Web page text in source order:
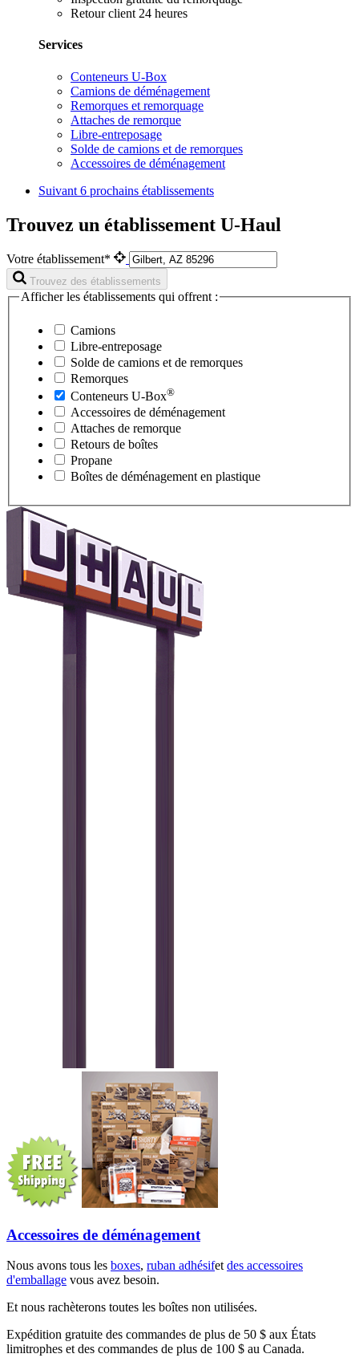
Retour client 24 heures
Services
Conteneurs U-Box
Camions de déménagement
Remorques et remorquage
Attaches de remorque
Libre-entreposage
Solde de camions et de remorques
Accessoires de déménagement
Suivant 6 prochains établissements
Trouvez un établissement U-Haul
Votre établissement*
Trouvez des établissements
Afficher les établissements qui offrent :
Camions
Libre-entreposage
Solde de camions et de remorques
Remorques
Conteneurs U-Box®
Accessoires de déménagement
Attaches de remorque
Retours de boîtes
Propane
Boîtes de déménagement en plastique
Accessoires de déménagement
Nous avons tous les boxes, ruban adhésifetdes accessoires
d'emballage vous avez besoin.
Et nous rachèterons toutes les boîtes non utilisées.
Expédition gratuite des commandes de plus de 50 $ aux États
limitrophes et des commandes de plus de 100 $ au Canada.